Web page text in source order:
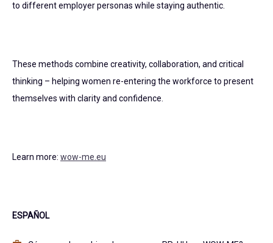
to different employer personas while staying authentic.
These methods combine creativity, collaboration, and critical
thinking – helping women re-entering the workforce to present
themselves with clarity and confidence.
Learn more: wow-me.eu
ESPAÑOL